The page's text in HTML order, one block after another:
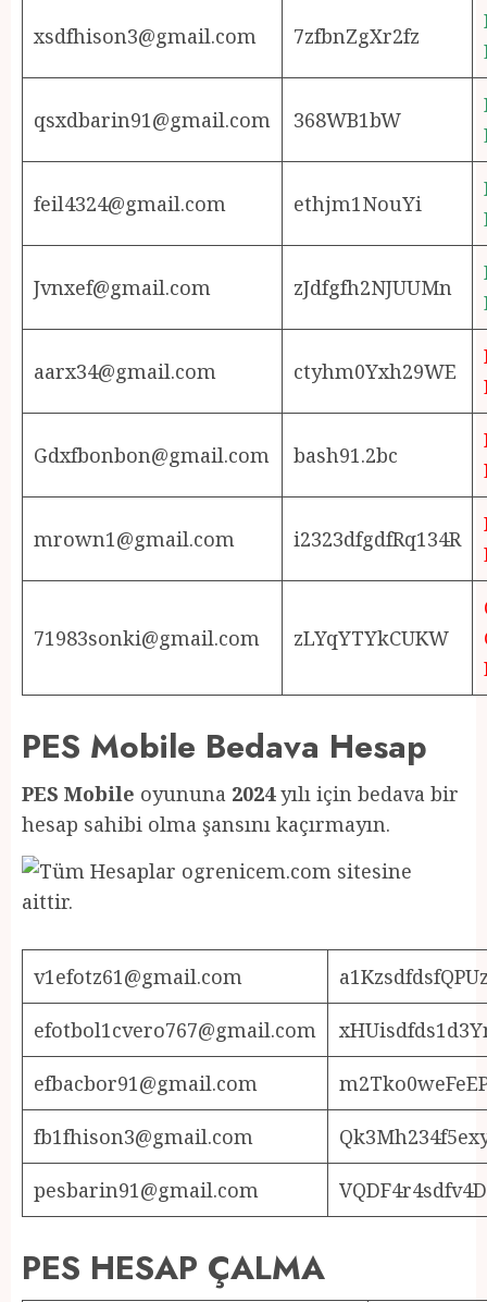
xsdfhison3@gmail.com 7zfbnZgXr2fz
qsxdbarin91@gmail.com 368WB1bW
feil4324@gmail.com ethjm1NouYi
Jvnxef@gmail.com zJdfgfh2NJUUMn
aarx34@gmail.com ctyhm0Yxh29WE
Gdxfbonbon@gmail.com bash91.2bc
mrown1@gmail.com i2323dfgdfRq134R
71983sonki@gmail.com zLYqYTYkCUKW
PES Mobile Bedava Hesap
PES Mobile oyununa 2024yılı için bedava bir
hesap sahibi olma şansını kaçırmayın.
v1efotz61@gmail.com
efotbol1cvero767@gmail.com
efbacbor91@gmail.com
fb1fhison3@gmail.com
pesbarin91@gmail.com
PES HESAP ÇALMA